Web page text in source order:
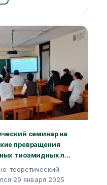
семинар на
превращения
тиоамидных л...
теоретический
29 января 2025